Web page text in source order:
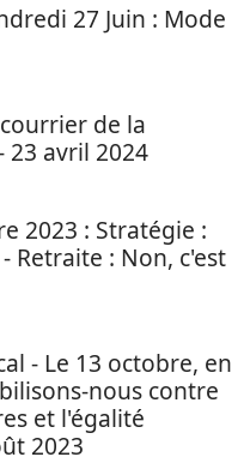
27 Juin : Mode
de la
23 avril 2024
2023 : Stratégie :
Retraite : Non, c'est
- Le 13 octobre, en
nous contre
et l'égalité
2023